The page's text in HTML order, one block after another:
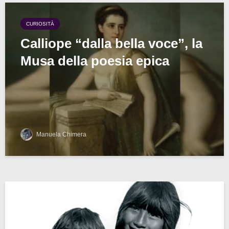
CURIOSITÀ
Calliope “dalla bella voce”, la
Musa della poesia epica
Manuela Chimera